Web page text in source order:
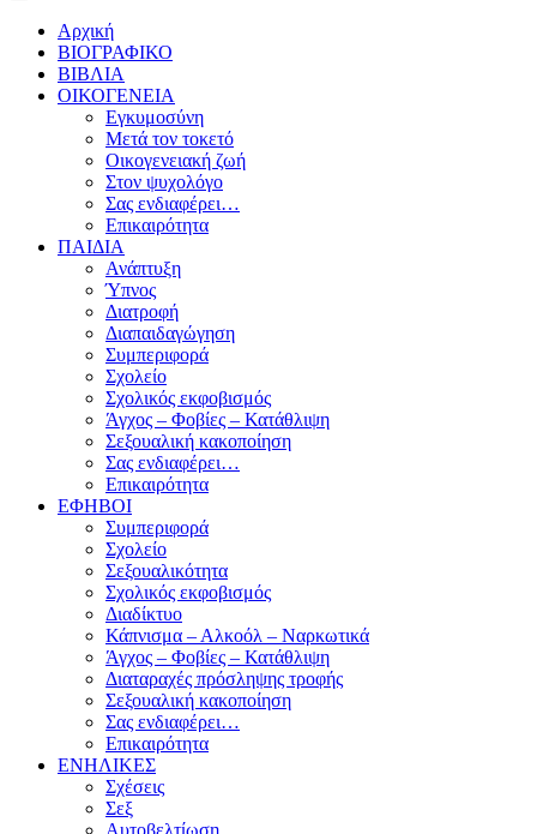
Αρχική
ΒΙΟΓΡΑΦΙΚΟ
ΒΙΒΛΙΑ
ΟΙΚΟΓΕΝΕΙΑ
Εγκυμοσύνη
Μετά τον τοκετό
Οικογενειακή ζωή
Στον ψυχολόγο
Σας ενδιαφέρει…
Επικαιρότητα
ΠΑΙΔΙΑ
Ανάπτυξη
Ύπνος
Διατροφή
Διαπαιδαγώγηση
Συμπεριφορά
Σχολείο
Σχολικός εκφοβισμός
Άγχος – Φοβίες – Κατάθλιψη
Σεξουαλική κακοποίηση
Σας ενδιαφέρει…
Επικαιρότητα
ΕΦΗΒΟΙ
Συμπεριφορά
Σχολείο
Σεξουαλικότητα
Σχολικός εκφοβισμός
Διαδίκτυο
Κάπνισμα – Αλκοόλ – Ναρκωτικά
Άγχος – Φοβίες – Κατάθλιψη
Διαταραχές πρόσληψης τροφής
Σεξουαλική κακοποίηση
Σας ενδιαφέρει…
Επικαιρότητα
ΕΝΗΛΙΚΕΣ
Σχέσεις
Σεξ
Αυτοβελτίωση